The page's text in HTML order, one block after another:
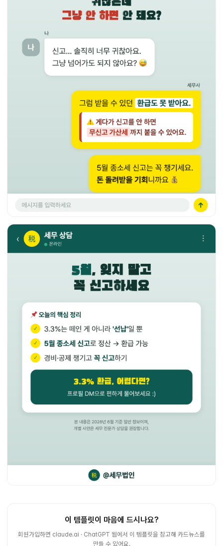
이 템플릿이 마음에 드시나요?
회원가입하면 claude.ai · ChatGPT 웹에서 이 템플릿을 참고해 카드뉴스를
만들 수 있어요.